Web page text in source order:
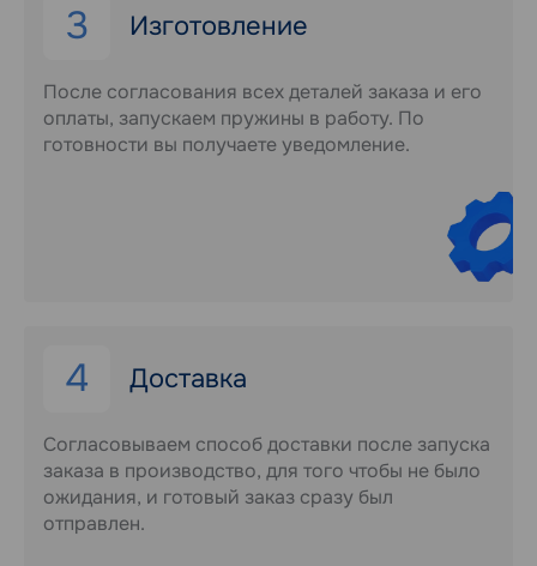
3 Изготовление
После согласования всех деталей заказа и его
оплаты, запускаем пружины в работу. По
готовности вы получаете уведомление.
4 Доставка
Согласовываем способ доставки после запуска
заказа в производство, для того чтобы не было
ожидания, и готовый заказ сразу был
отправлен.